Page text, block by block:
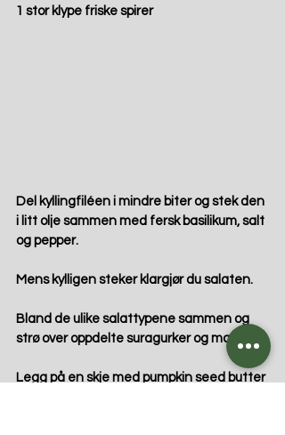
1 stor klype friske spirer
Del kyllingfiléen i mindre biter og stek den
i litt olje sammen med fersk basilikum, salt
og pepper.
Mens kylligen steker klargjør du salaten.
Bland de ulike salattypene sammen og
strø over oppdelte suragurker og mandler.
Legg på en skje med pumpkin seed butter